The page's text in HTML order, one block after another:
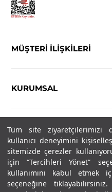
Tüm site ziyaretçilerimizi
kullanıcı deneyimini
sitemizde çerezler
için “Tercihleri Yönet”
kullanımını kabul etmek
seçeneğine
MÜŞTERİ İLİŞKİLERİ
KURUMSAL
YASAL
Copyright© 2025 IN-
SOSYAL